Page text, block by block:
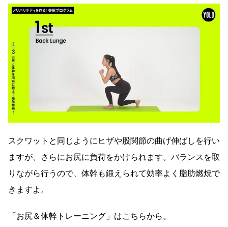
スクワットと同じようにヒザや股関節の曲げ伸ばしを行い
ますが、さらにお尻に負荷をかけられます。バランスを取
りながら行うので、体幹も鍛えられて効率よく脂肪燃焼で
きますよ。
「お尻＆体幹トレーニング」はこちらから。